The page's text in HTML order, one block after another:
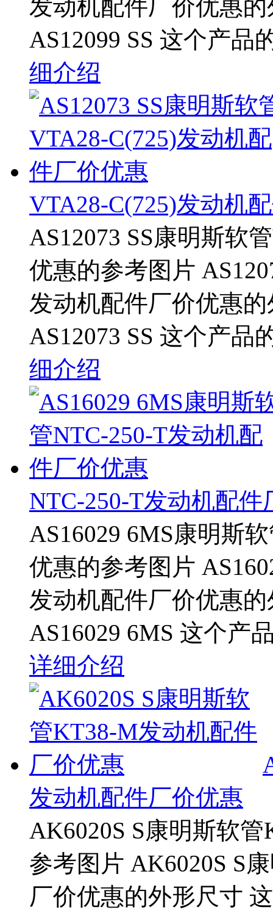
发动机配件厂价优惠
AS12099 SS 这个产
细介绍
VTA28-C(725)发动机
AS12073 SS康明斯软
优惠的参考图片
发动机配件厂价优惠
AS12073 SS 这个产
细介绍
NTC-250-T发动机配件
AS16029 6MS康明斯
优惠的参考图片
发动机配件厂价优惠
AS16029 6MS 这个产
详细介绍
发动机配件厂价优惠
AK6020S S康明斯软
参考图片 AK6020S S
厂价优惠的外形尺寸